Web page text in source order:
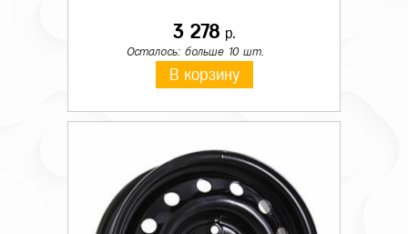
3 278 р.
Осталось: больше 10 шт.
В корзину